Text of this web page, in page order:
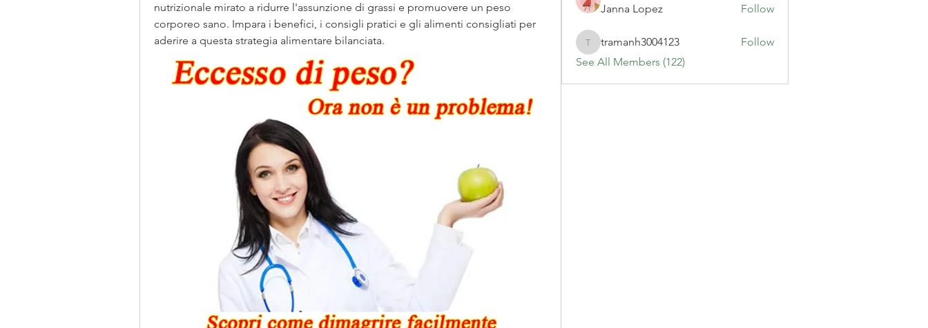
nutrizionale mirato a ridurre l'assunzione di grassi e promuovere un peso
corporeo sano. Impara i benefici, i consigli pratici e gli alimenti consigliati per
aderire a questa strategia alimentare bilanciata.
Janna Lopez Follow
tramanh3004123
tramanh3004123
Follow
See All Members (122)